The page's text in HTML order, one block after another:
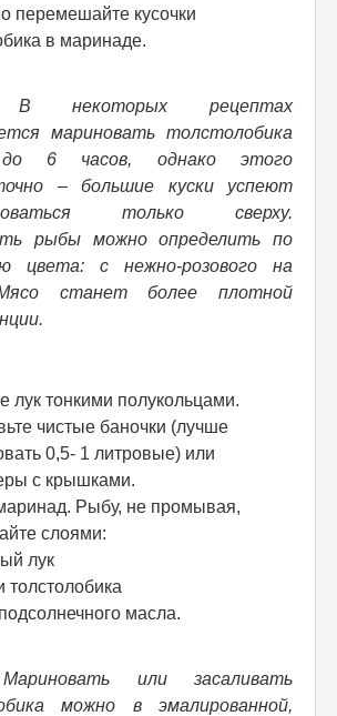
перемешайте кусочки
в маринаде.
В некоторых рецептах
мариновать толстолобика
6 часов, однако этого
– большие куски успеют
только сверху.
рыбы можно определить по
цвета: с нежно-розового на
станет более плотной
лук тонкими полукольцами.
чистые баночки (лучше
0,5- 1 литровые) или
с крышками.
Рыбу, не промывая,
слоями:
лук
толстолобика
масла.
или засаливать
можно в эмалированной,